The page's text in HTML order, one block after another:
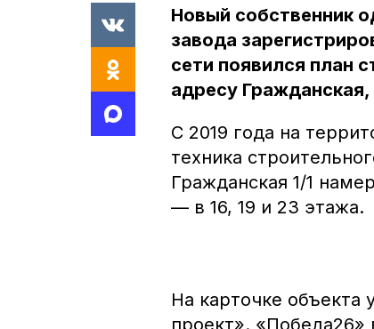
Новый собственник
завода
сети появился план
адресу Гражданская,
С 2019 года на
техника
Гражданская 1/1
— в 16, 19 и 23 этажа.
На карточке
проект».